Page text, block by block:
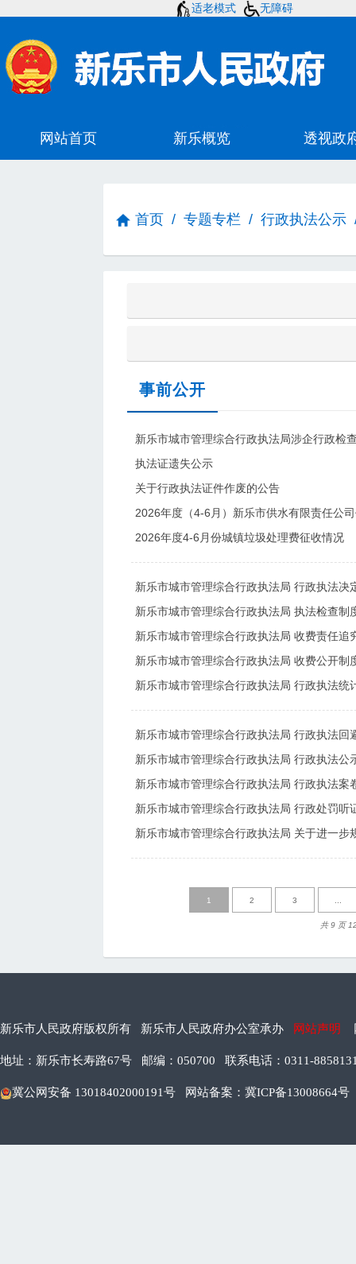
适老模式 无障碍
首页 / 专题专栏 / 行政执法公示
事前公开
新乐市城市管理综合行政执法局涉企行政检
执法证遗失公示
关于行政执法证件作废的公告
2026年度（4-6月）新乐市供水有限责任公
2026年度4-6月份城镇垃圾处理费征收情况
新乐市城市管理综合行政执法局 行政执法决
新乐市城市管理综合行政执法局 执法检查制
新乐市城市管理综合行政执法局 收费责任追
新乐市城市管理综合行政执法局 收费公开制
新乐市城市管理综合行政执法局 行政执法统
新乐市城市管理综合行政执法局 行政执法回
新乐市城市管理综合行政执法局 行政执法公
新乐市城市管理综合行政执法局 行政执法案
新乐市城市管理综合行政执法局 行政处罚听
1 2 3
共 9 页